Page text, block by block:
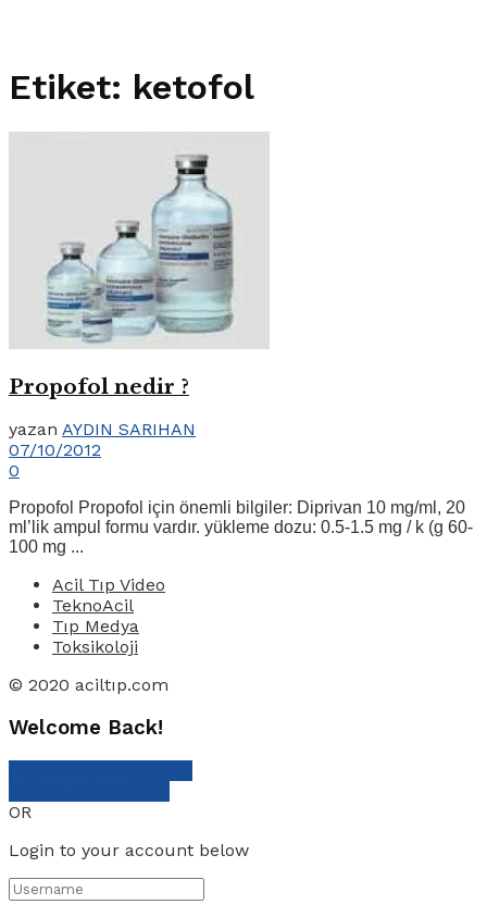
Etiket: ketofol
Propofol nedir ?
yazan AYDIN SARIHAN
07/10/2012
0
Propofol Propofol için önemli bilgiler: Diprivan 10 mg/ml, 20
ml’lik ampul formu vardır. yükleme dozu: 0.5-1.5 mg / k (g 60-
100 mg ...
Acil Tıp Video
TeknoAcil
Tıp Medya
Toksikoloji
© 2020 aciltıp.com
Welcome Back!
OR
Login to your account below